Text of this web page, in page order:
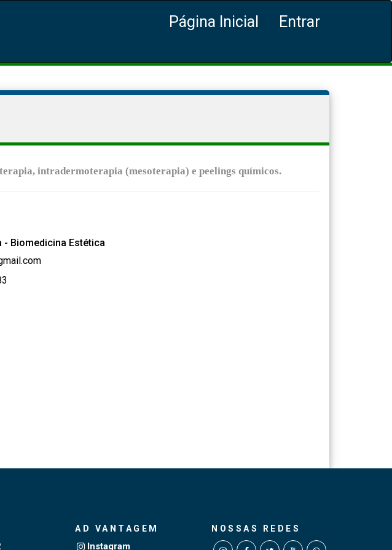
Página Inicial Entrar
intradermoterapia (mesoterapia) e peelings químicos.
- Biomedicina Estética
AD VANTAGEM
Instagram
NOSSAS REDES